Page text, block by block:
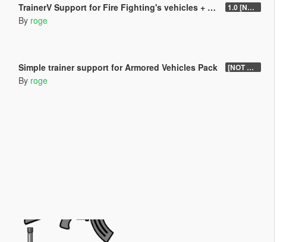
TrainerV Support for Fire Fighting's vehicles + PANICO TOTAL's mods 1.0 [NOT UPDATES]
By roge
Simple trainer support for Armored Vehicles Pack [NOT UPDATES]
By roge